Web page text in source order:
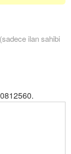
ilan sahibi